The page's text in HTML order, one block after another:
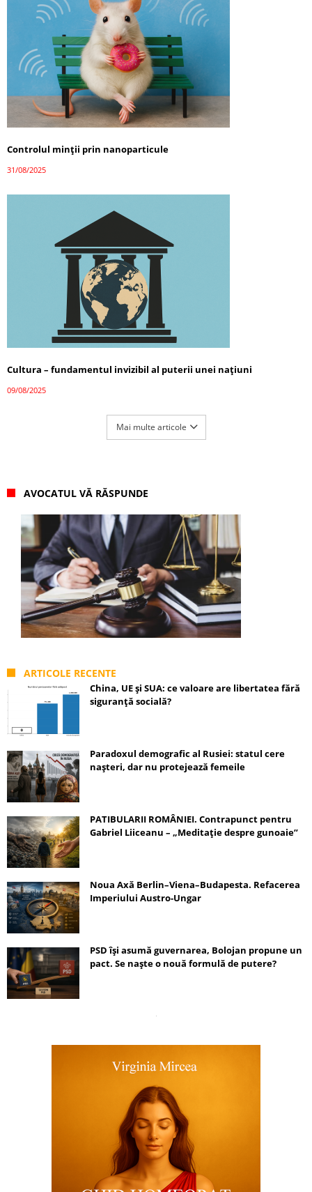
Controlul minții prin nanoparticule
31/08/2025
Cultura – fundamentul invizibil al puterii unei națiuni
09/08/2025
Mai multe articole
AVOCATUL VĂ RĂSPUNDE
ARTICOLE RECENTE
China, UE și SUA: ce valoare are libertatea fără
siguranță socială?
Paradoxul demografic al Rusiei: statul cere
nașteri, dar nu protejează femeile
PATIBULARII ROMÂNIEI. Contrapunct pentru
Gabriel Liiceanu – „Meditație despre gunoaie”
Noua Axă Berlin–Viena–Budapesta. Refacerea
Imperiului Austro-Ungar
PSD își asumă guvernarea, Bolojan propune un
pact. Se naște o nouă formulă de putere?